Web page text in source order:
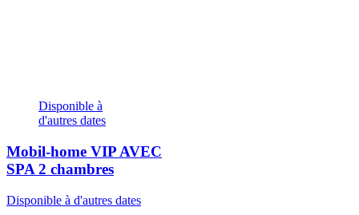
Disponible à
d'autres dates
Mobil-home VIP AVEC
SPA 2 chambres
Disponible à d'autres dates